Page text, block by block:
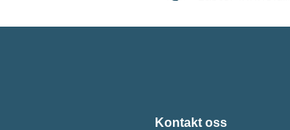
Kontakt oss